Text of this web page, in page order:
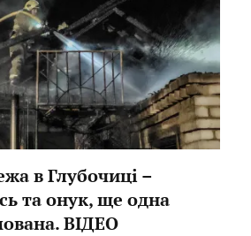
в Глубочиці –
та онук, ще одна
ВІДЕО